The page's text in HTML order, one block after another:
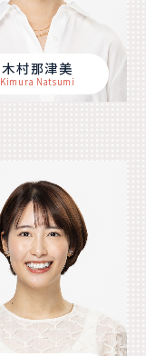
木村那津美
Kimura Natsumi